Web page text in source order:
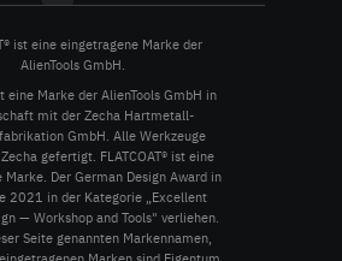
ist eine eingetragene Marke der
AlienTools GmbH.
eine Marke der AlienTools GmbH in
mit der Zecha Hartmetall-
GmbH. Alle Werkzeuge
gefertigt. FLATCOAT® ist eine
Marke. Der German Design Award in
2021 in der Kategorie „Excellent
— Workshop and Tools" verliehen.
Seite genannten Markennamen,